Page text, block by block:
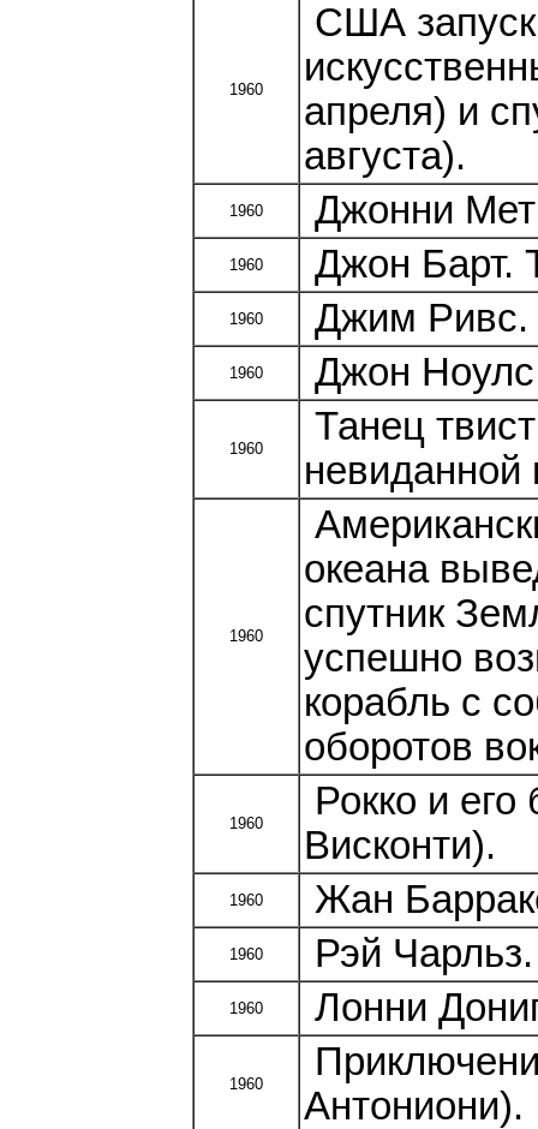
1960
США
апреля) и
августа).
1960 Джонни
1960 Джон Барт.
1960 Джим Ривс.
1960 Джон
1960
Танец
невиданной
1960
океана
спутник
успешно
корабль с
оборотов
1960
Рокко и
Висконти).
1960 Жан
1960 Рэй
1960 Лонни
1960
Антониони).